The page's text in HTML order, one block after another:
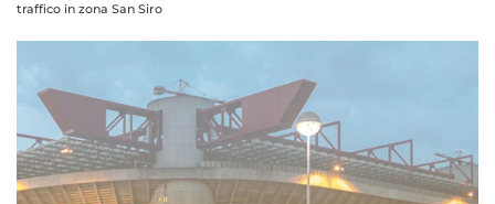
traffico in zona San Siro